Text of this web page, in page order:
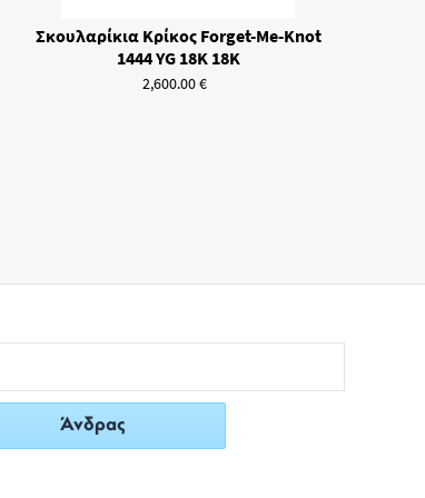
Σκουλαρίκια Κρίκος Forget-Me-Knot
1444 YG 18K 18K
2,600.00€
Άνδρας